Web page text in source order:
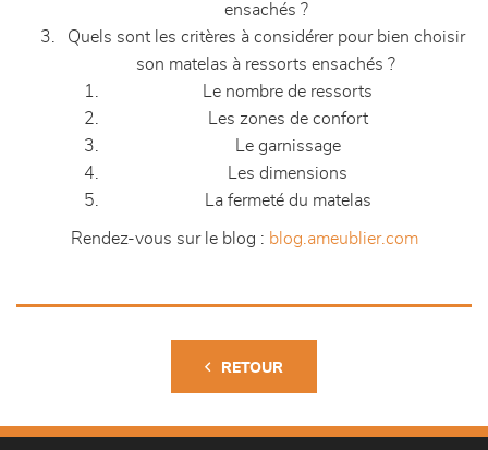
ensachés ?
Quels sont les critères à considérer pour bien choisir
son matelas à ressorts ensachés ?
Le nombre de ressorts
Les zones de confort
Le garnissage
Les dimensions
La fermeté du matelas
Rendez-vous sur le blog : blog.ameublier.com
RETOUR